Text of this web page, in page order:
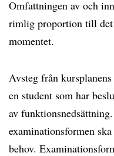
Omfattningen av och
rimlig proportion till det
momentet.
Avsteg från
en student som har
av
examinationsformen
behov.